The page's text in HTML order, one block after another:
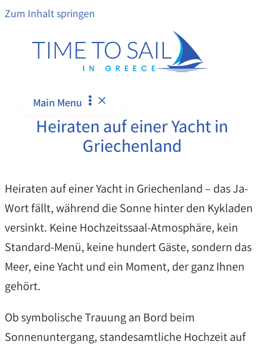
Zum Inhalt springen
Main Menu
Heiraten auf einer Yacht in
Griechenland
Heiraten auf einer Yacht in Griechenland – das Ja-
Wort fällt, während die Sonne hinter den Kykladen
versinkt. Keine Hochzeitssaal-Atmosphäre, kein
Standard-Menü, keine hundert Gäste, sondern das
Meer, eine Yacht und ein Moment, der ganz Ihnen
gehört.
Ob symbolische Trauung an Bord beim
Sonnenuntergang, standesamtliche Hochzeit auf